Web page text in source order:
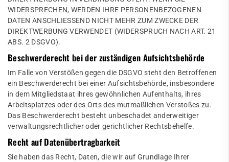
WIDERSPRECHEN, WERDEN IHRE PERSONENBEZOGENEN
DATEN ANSCHLIESSEND NICHT MEHR ZUM ZWECKE DER
DIREKTWERBUNG VERWENDET (WIDERSPRUCH NACH ART. 21
ABS. 2 DSGVO).
Beschwerde­recht bei der zuständigen Aufsichts­behörde
Im Falle von Verstößen gegen die DSGVO steht den Betroffenen
ein Beschwerderecht bei einer Aufsichtsbehörde, insbesondere
in dem Mitgliedstaat ihres gewöhnlichen Aufenthalts, ihres
Arbeitsplatzes oder des Orts des mutmaßlichen Verstoßes zu.
Das Beschwerderecht besteht unbeschadet anderweitiger
verwaltungsrechtlicher oder gerichtlicher Rechtsbehelfe.
Recht auf Daten­übertrag­barkeit
Sie haben das Recht, Daten, die wir auf Grundlage Ihrer